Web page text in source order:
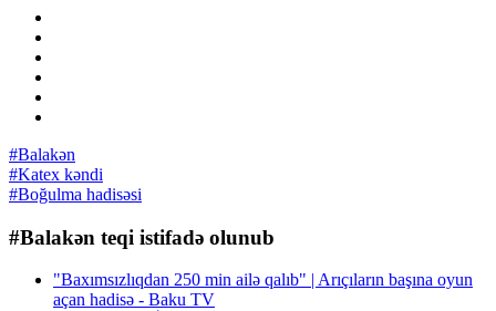
#Balakən
#Katex kəndi
#Boğulma hadisəsi
#Balakən teqi istifadə olunub
"Baxımsızlıqdan 250 min ailə qalıb" | Arıçıların başına oyun
açan hadisə - Baku TV